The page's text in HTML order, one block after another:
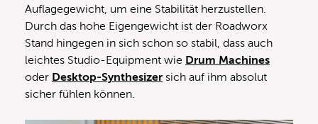
Auflagegewicht, um eine Stabilität herzustellen.
Durch das hohe Eigengewicht ist der Roadworx
Stand hingegen in sich schon so stabil, dass auch
leichtes Studio-Equipment wie Drum Machines
oder Desktop-Synthesizer sich auf ihm absolut
sicher fühlen können.